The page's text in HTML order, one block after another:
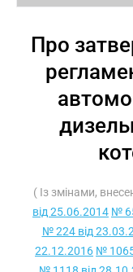
Про
( Із змінами,
від 25.06.2014 №
№ 224 від
22.12.2016 №